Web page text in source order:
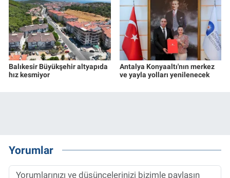
Balıkesir Büyükşehir altyapıda
hız kesmiyor
Antalya Konyaaltı'nın merkez
ve yayla yolları yenilenecek
Yorumlar